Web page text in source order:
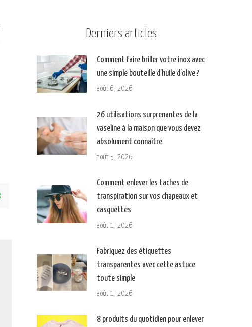
Derniers articles
Comment faire briller votre inox avec
une simple bouteille d’huile d’olive ?
août 6, 2026
26 utilisations surprenantes de la
vaseline à la maison que vous devez
absolument connaître
août 5, 2026
Comment enlever les taches de
transpiration sur vos chapeaux et
casquettes
août 1, 2026
Fabriquez des étiquettes
transparentes avec cette astuce
toute simple
août 1, 2026
8 produits du quotidien pour enlever